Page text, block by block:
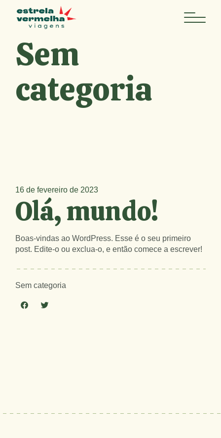
Sem
categoria
16 de fevereiro de 2023
Olá, mundo!
Boas-vindas ao WordPress. Esse é o seu primeiro
post. Edite-o ou exclua-o, e então comece a escrever!
Sem categoria